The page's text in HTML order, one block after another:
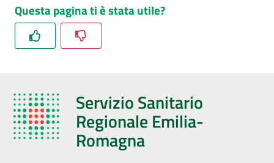
Questa pagina ti è stata utile?
Servizio Sanitario
Regionale Emilia-
Romagna